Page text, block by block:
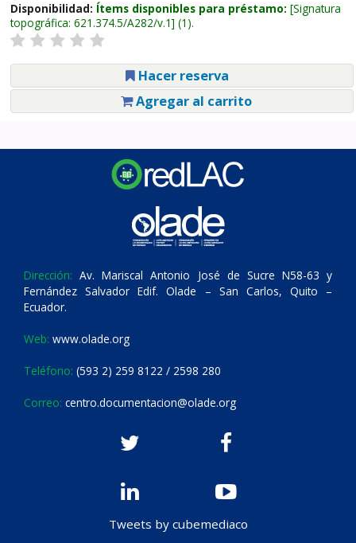
Disponibilidad: Ítems disponibles para préstamo: Signatura
topográfica: 621.374.5/A282/v.1 (1).
Hacer reserva
Agregar al carrito
Dirección: Av. Mariscal Antonio José de Sucre N58-63 y
Fernández Salvador Edif. Olade – San Carlos, Quito –
Ecuador.
Web: www.olade.org
Teléfono: (593 2) 259 8122 / 2598 280
Correo: centro.documentacion@olade.org
Tweets by cubemediaco